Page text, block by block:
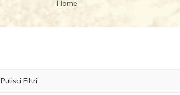
Home
Pulisci Filtri